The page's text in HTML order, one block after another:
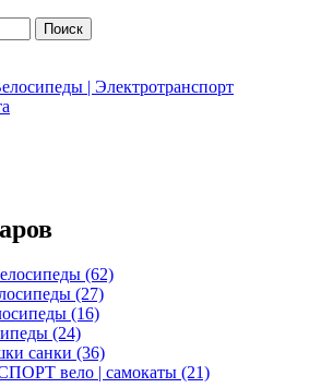
Поиск
| Электротранспорт
(62)
(27)
(16)
(24)
санки (36)
вело | самокаты (21)